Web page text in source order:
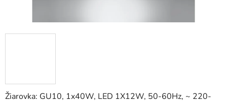
Žiarovka: GU10, 1x40W, LED 1X12W, 50-60Hz, ~ 220-